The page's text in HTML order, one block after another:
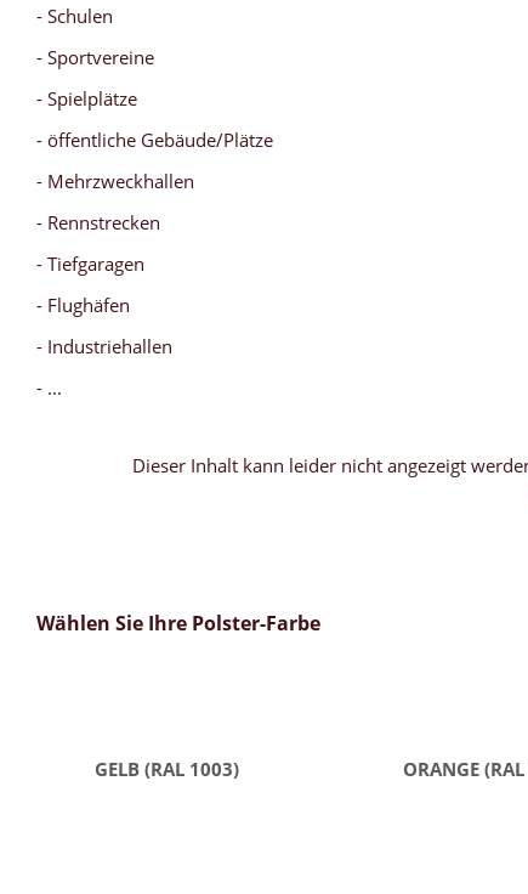
- Schulen
- Sportvereine
- Spielplätze
- öffentliche Gebäude/Plätze
- Mehrzweckhallen
- Rennstrecken
- Tiefgaragen
- Flughäfen
- Industriehallen
- ...
Dieser Inhalt kann leider nicht angezeigt
Wählen Sie Ihre Polster-Farbe
GELB (RAL 1003) ORANGE